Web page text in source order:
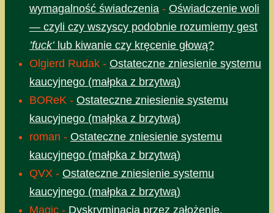
wymagalność świadczenia - Oświadczenie woli
— czyli czy wszyscy podobnie rozumiemy gest
’fuck’lub kiwanie czy kręcenie głową?
Olgierd Rudak - Ostateczne zniesienie systemu
kaucyjnego (małpka z brzytwą)
BOReK - Ostateczne zniesienie systemu
kaucyjnego (małpka z brzytwą)
roman - Ostateczne zniesienie systemu
kaucyjnego (małpka z brzytwą)
QVX - Ostateczne zniesienie systemu
kaucyjnego (małpka z brzytwą)
Magic - Dyskryminacja przez założenie,